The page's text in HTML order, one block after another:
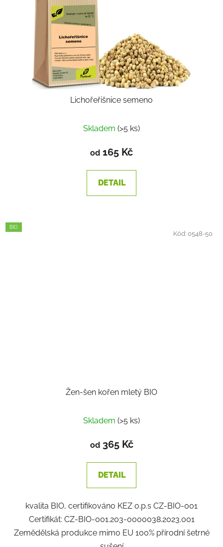
Lichořeřišnice semeno
Skladem (>5 ks)
od 165 Kč
DETAIL
BIO
Žen-šen kořen mletý BIO
Skladem (>5 ks)
od365 Kč
DETAIL
kvalita BIO, certifikováno KEZ o.p.s CZ-BIO-001
Certifikát: CZ-BIO-001.203-0000038.2023.001
Zemědělská produkce mimo EU 100% přírodní šetrné
Kód:0548-50